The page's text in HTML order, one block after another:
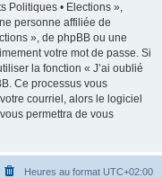
Politiques • Elections »,
personne affiliée de
», de phpBB ou une
votre mot de passe. Si
la fonction « J’ai oublié
Ce processus vous
courriel, alors le logiciel
permettra de vous
Heures au format UTC+02:00